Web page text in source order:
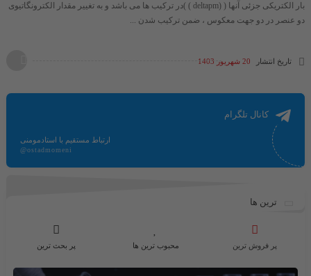
بار الکتریکی جزئی آنها ​( (deltapm ) )​در ترکیب ها می باشد و به تغییر مقدار الکترونگاتیوی
دو عنصر در دو جهت معکوس ، ضمن ترکیب شدن ...
تاریخ انتشار 20 شهریور 1403
کانال تلگرام
ارتباط مستقیم با استادمومنی
@ostadmomeni
ترین ها
پر فروش ترین محبوب ترین ها پر بحث ترین